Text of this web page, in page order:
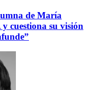
de María
cuestiona su visión